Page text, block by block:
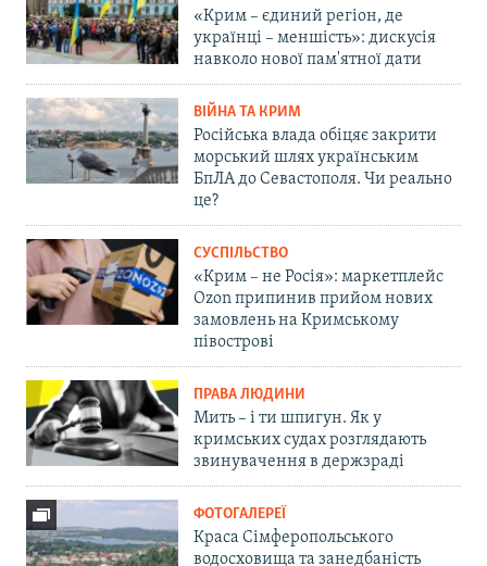
«Крим – єдиний регіон, де
українці – меншість»: дискусія
навколо нової пам'ятної дати
ВІЙНА ТА КРИМ
Російська влада обіцяє закрити
морський шлях українським
БпЛА до Севастополя. Чи реально
це?
СУСПІЛЬСТВО
«Крим – не Росія»: маркетплейс
Ozon припинив прийом нових
замовлень на Кримському
півострові
ПРАВА ЛЮДИНИ
Мить – і ти шпигун. Як у
кримських судах розглядають
звинувачення в держзраді
ФОТОГАЛЕРЕЇ
Краса Сімферопольського
водосховища та занедбаність